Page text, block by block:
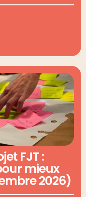
FJT :
mieux
2026)